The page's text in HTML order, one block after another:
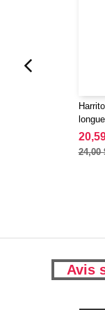
24,00
Avis